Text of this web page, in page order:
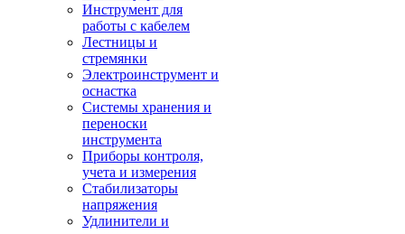
Инструмент для
работы с кабелем
Лестницы и
стремянки
Электроинструмент и
оснастка
Системы хранения и
переноски
инструмента
Приборы контроля,
учета и измерения
Стабилизаторы
напряжения
Удлинители и